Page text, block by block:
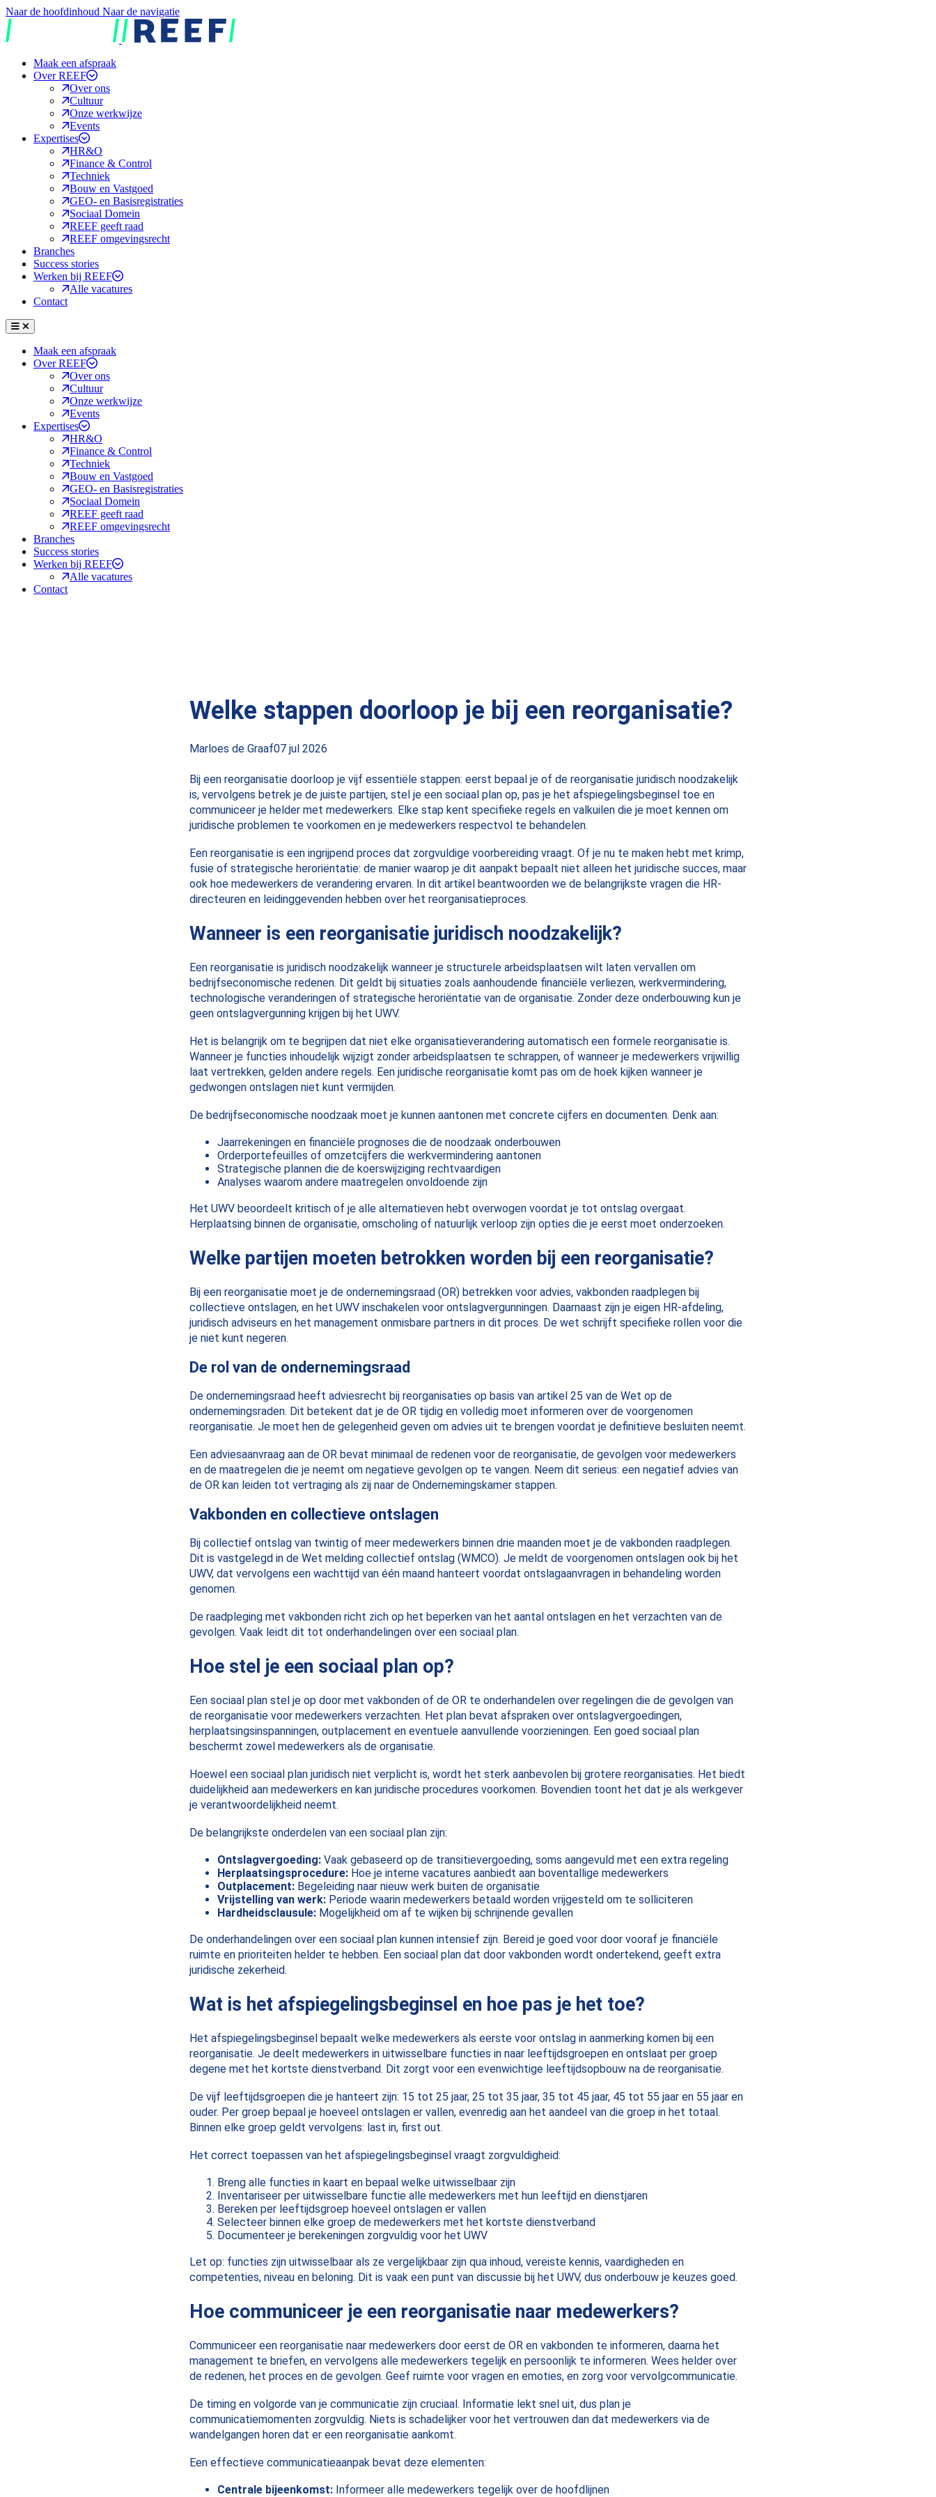
Naar de hoofdinhoud Naar de navigatie
REEF
Maak een afspraak
Over REEF
Over ons
Cultuur
Onze werkwijze
Events
Expertises
HR&O
Finance & Control
Techniek
Bouw en Vastgoed
GEO- en Basisregistraties
Sociaal Domein
REEF geeft raad
REEF omgevingsrecht
Branches
Success stories
Werken bij REEF
Alle vacatures
Contact
Menu
Sluiten
Maak een afspraak
Over REEF
Over ons
Cultuur
Onze werkwijze
Events
Expertises
HR&O
Finance & Control
Techniek
Bouw en Vastgoed
GEO- en Basisregistraties
Sociaal Domein
REEF geeft raad
REEF omgevingsrecht
Branches
Success stories
Werken bij REEF
Alle vacatures
Contact
Welke stappen doorloop je bij een reorganisatie?
Posted
Marloes de Graaf07 jul 2026
Bij een reorganisatie doorloop je vijf essentiële stappen: eerst bepaal je of de reorganisatie juridisch noodzakelijk
is, vervolgens betrek je de juiste partijen, stel je een sociaal plan op, pas je het afspiegelingsbeginsel toe en
communiceer je helder met medewerkers. Elke stap kent specifieke regels en valkuilen die je moet kennen om
juridische problemen te voorkomen en je medewerkers respectvol te behandelen.
Een reorganisatie is een ingrijpend proces dat zorgvuldige voorbereiding vraagt. Of je nu te maken hebt met krimp,
fusie of strategische heroriëntatie: de manier waarop je dit aanpakt bepaalt niet alleen het juridische succes, maar
ook hoe medewerkers de verandering ervaren. In dit artikel beantwoorden we de belangrijkste vragen die HR-
directeuren en leidinggevenden hebben over het reorganisatieproces.
Wanneer is een reorganisatie juridisch noodzakelijk?
Een reorganisatie is juridisch noodzakelijk wanneer je structurele arbeidsplaatsen wilt laten vervallen om
bedrijfseconomische redenen. Dit geldt bij situaties zoals aanhoudende financiële verliezen, werkvermindering,
technologische veranderingen of strategische heroriëntatie van de organisatie. Zonder deze onderbouwing kun je
geen ontslagvergunning krijgen bij het UWV.
Het is belangrijk om te begrijpen dat niet elke organisatieverandering automatisch een formele reorganisatie is.
Wanneer je functies inhoudelijk wijzigt zonder arbeidsplaatsen te schrappen, of wanneer je medewerkers vrijwillig
laat vertrekken, gelden andere regels. Een juridische reorganisatie komt pas om de hoek kijken wanneer je
gedwongen ontslagen niet kunt vermijden.
De bedrijfseconomische noodzaak moet je kunnen aantonen met concrete cijfers en documenten. Denk aan:
Jaarrekeningen en financiële prognoses die de noodzaak onderbouwen
Orderportefeuilles of omzetcijfers die werkvermindering aantonen
Strategische plannen die de koerswijziging rechtvaardigen
Analyses waarom andere maatregelen onvoldoende zijn
Het UWV beoordeelt kritisch of je alle alternatieven hebt overwogen voordat je tot ontslag overgaat.
Herplaatsing binnen de organisatie, omscholing of natuurlijk verloop zijn opties die je eerst moet onderzoeken.
Welke partijen moeten betrokken worden bij een reorganisatie?
Bij een reorganisatie moet je de ondernemingsraad (OR) betrekken voor advies, vakbonden raadplegen bij
collectieve ontslagen, en het UWV inschakelen voor ontslagvergunningen. Daarnaast zijn je eigen HR-afdeling,
juridisch adviseurs en het management onmisbare partners in dit proces. De wet schrijft specifieke rollen voor die
je niet kunt negeren.
De rol van de ondernemingsraad
De ondernemingsraad heeft adviesrecht bij reorganisaties op basis van artikel 25 van de Wet op de
ondernemingsraden. Dit betekent dat je de OR tijdig en volledig moet informeren over de voorgenomen
reorganisatie. Je moet hen de gelegenheid geven om advies uit te brengen voordat je definitieve besluiten neemt.
Een adviesaanvraag aan de OR bevat minimaal de redenen voor de reorganisatie, de gevolgen voor medewerkers
en de maatregelen die je neemt om negatieve gevolgen op te vangen. Neem dit serieus: een negatief advies van
de OR kan leiden tot vertraging als zij naar de Ondernemingskamer stappen.
Vakbonden en collectieve ontslagen
Bij collectief ontslag van twintig of meer medewerkers binnen drie maanden moet je de vakbonden raadplegen.
Dit is vastgelegd in de Wet melding collectief ontslag (WMCO). Je meldt de voorgenomen ontslagen ook bij het
UWV, dat vervolgens een wachttijd van één maand hanteert voordat ontslagaanvragen in behandeling worden
genomen.
De raadpleging met vakbonden richt zich op het beperken van het aantal ontslagen en het verzachten van de
gevolgen. Vaak leidt dit tot onderhandelingen over een sociaal plan.
Hoe stel je een sociaal plan op?
Een sociaal plan stel je op door met vakbonden of de OR te onderhandelen over regelingen die de gevolgen van
de reorganisatie voor medewerkers verzachten. Het plan bevat afspraken over ontslagvergoedingen,
herplaatsingsinspanningen, outplacement en eventuele aanvullende voorzieningen. Een goed sociaal plan
beschermt zowel medewerkers als de organisatie.
Hoewel een sociaal plan juridisch niet verplicht is, wordt het sterk aanbevolen bij grotere reorganisaties. Het biedt
duidelijkheid aan medewerkers en kan juridische procedures voorkomen. Bovendien toont het dat je als werkgever
je verantwoordelijkheid neemt.
De belangrijkste onderdelen van een sociaal plan zijn:
Ontslagvergoeding: Vaak gebaseerd op de transitievergoeding, soms aangevuld met een extra regeling
Herplaatsingsprocedure: Hoe je interne vacatures aanbiedt aan boventallige medewerkers
Outplacement: Begeleiding naar nieuw werk buiten de organisatie
Vrijstelling van werk: Periode waarin medewerkers betaald worden vrijgesteld om te solliciteren
Hardheidsclausule: Mogelijkheid om af te wijken bij schrijnende gevallen
De onderhandelingen over een sociaal plan kunnen intensief zijn. Bereid je goed voor door vooraf je financiële
ruimte en prioriteiten helder te hebben. Een sociaal plan dat door vakbonden wordt ondertekend, geeft extra
juridische zekerheid.
Wat is het afspiegelingsbeginsel en hoe pas je het toe?
Het afspiegelingsbeginsel bepaalt welke medewerkers als eerste voor ontslag in aanmerking komen bij een
reorganisatie. Je deelt medewerkers in uitwisselbare functies in naar leeftijdsgroepen en ontslaat per groep
degene met het kortste dienstverband. Dit zorgt voor een evenwichtige leeftijdsopbouw na de reorganisatie.
De vijf leeftijdsgroepen die je hanteert zijn: 15 tot 25 jaar, 25 tot 35 jaar, 35 tot 45 jaar, 45 tot 55 jaar en 55 jaar en
ouder. Per groep bepaal je hoeveel ontslagen er vallen, evenredig aan het aandeel van die groep in het totaal.
Binnen elke groep geldt vervolgens: last in, first out.
Het correct toepassen van het afspiegelingsbeginsel vraagt zorgvuldigheid:
Breng alle functies in kaart en bepaal welke uitwisselbaar zijn
Inventariseer per uitwisselbare functie alle medewerkers met hun leeftijd en dienstjaren
Bereken per leeftijdsgroep hoeveel ontslagen er vallen
Selecteer binnen elke groep de medewerkers met het kortste dienstverband
Documenteer je berekeningen zorgvuldig voor het UWV
Let op: functies zijn uitwisselbaar als ze vergelijkbaar zijn qua inhoud, vereiste kennis, vaardigheden en
competenties, niveau en beloning. Dit is vaak een punt van discussie bij het UWV, dus onderbouw je keuzes goed.
Hoe communiceer je een reorganisatie naar medewerkers?
Communiceer een reorganisatie naar medewerkers door eerst de OR en vakbonden te informeren, daarna het
management te briefen, en vervolgens alle medewerkers tegelijk en persoonlijk te informeren. Wees helder over
de redenen, het proces en de gevolgen. Geef ruimte voor vragen en emoties, en zorg voor vervolgcommunicatie.
De timing en volgorde van je communicatie zijn cruciaal. Informatie lekt snel uit, dus plan je
communicatiemomenten zorgvuldig. Niets is schadelijker voor het vertrouwen dan dat medewerkers via de
wandelgangen horen dat er een reorganisatie aankomt.
Een effectieve communicatieaanpak bevat deze elementen:
Centrale bijeenkomst: Informeer alle medewerkers tegelijk over de hoofdlijnen